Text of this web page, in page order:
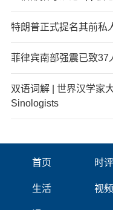
特朗普正式提名其前私
菲律宾南部强震已致37
双语词解 | 世界汉学家
Sinologists
首页 时评
生活 视频